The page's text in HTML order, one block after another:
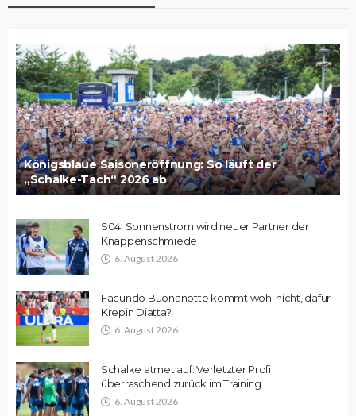
Königsblaue Saisoneröffnung: So läuft der
„Schalke-Tach“ 2026 ab
S04: Sonnenstrom wird neuer Partner der
Knappenschmiede
6. August 2026
Facundo Buonanotte kommt wohl nicht, dafür
Krepin Diatta?
6. August 2026
Schalke atmet auf: Verletzter Profi
überraschend zurück im Training
6. August 2026